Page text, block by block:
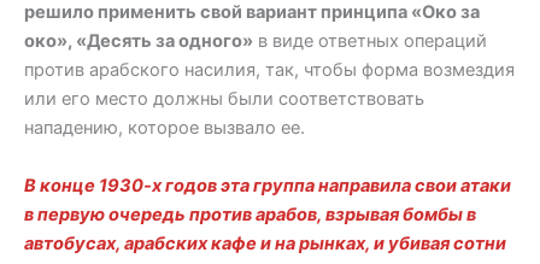
решило применить свой вариант принципа «Око за
око», «Десять за одного» в виде ответных операций
против арабского насилия, так, чтобы форма возмездия
или его место должны были соответствовать
нападению, которое вызвало ее.
В конце 1930-х годов эта группа направила свои атаки
в первую очередь против арабов, взрывая бомбы в
автобусах, арабских кафе и на рынках, и убивая сотни